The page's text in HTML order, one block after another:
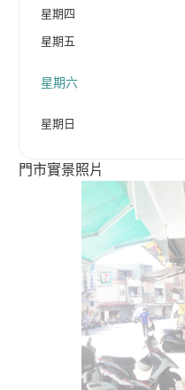
星期四
星期五
星期六
星期日
門市實景照片